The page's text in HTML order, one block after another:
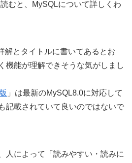
読むと、MySQLについて詳しくわ
解とタイトルに書いてあるとお
機能が理解できそうな気がしまし
」は最新のMySQL8.0に対応して
記載されていて良いのではないで
人によって「読みやすい・読みに